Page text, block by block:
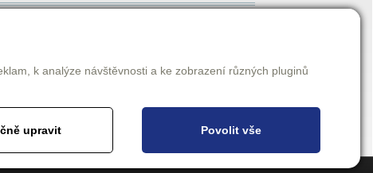
k analýze návštěvnosti a ke zobrazení různých pluginů
upravit Povolit vše